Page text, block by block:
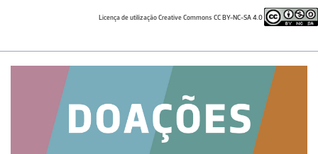
Licença de utilização Creative Commons CC BY-NC-SA 4.0